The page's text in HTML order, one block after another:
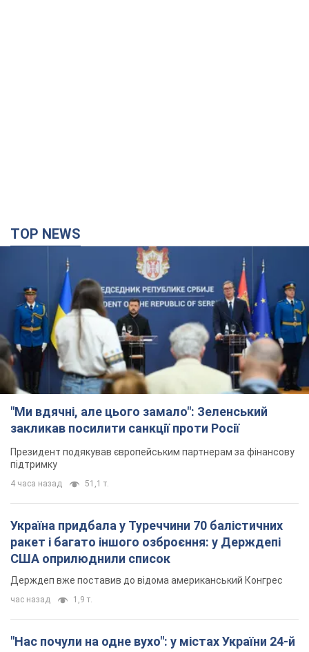
"Ми вдячні, але цього замало": Зеленський
закликав посилити санкції проти Росії
Президент подякував європейським партнерам за фінансову
підтримку
4 часа назад 51,1 т.
Україна придбала у Туреччини 70 балістичних
ракет і багато іншого озброєння: у Держдепі
США оприлюднили список
час назад 1,9 т.
"Нас почули на одне вухо": у містах України 24-й
день поспіль тривають мітинги на підтримку
тривають
час назад 1,0 т.